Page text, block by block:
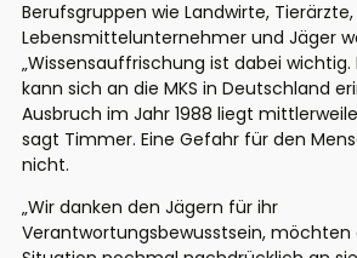
Berufsgruppen wie Landwirte, Tierärzte,
Lebensmittelunternehmer und Jäger
„Wissensauffrischung ist dabei
kann sich an die MKS in Deutschland
Ausbruch im Jahr 1988 liegt
sagt Timmer. Eine Gefahr für den
nicht.
„Wir danken den Jägern für ihr
Verantwortungsbewusstsein, möchten